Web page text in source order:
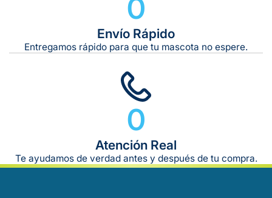
0
Envío Rápido
Entregamos rápido para que tu mascota no espere.
0
Atención Real
Te ayudamos de verdad antes y después de tu compra.